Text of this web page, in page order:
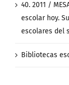
40. 2011 /
escolar hoy.
escolares del
Bibliotecas